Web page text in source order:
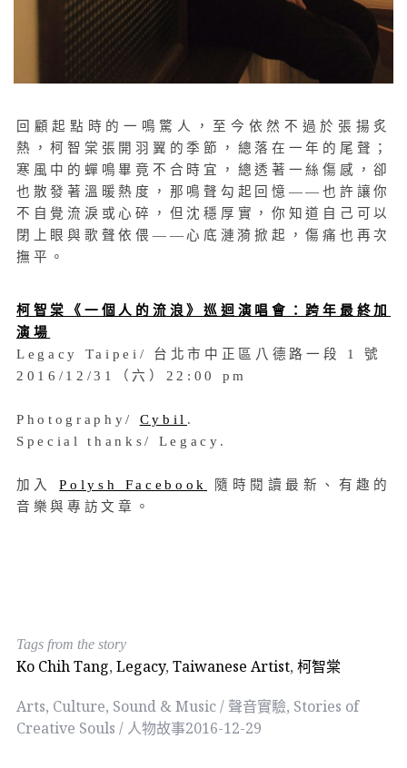
回顧起點時的一鳴驚人，至今依然不過於張揚炙
熱，柯智棠張開羽翼的季節，總落在一年的尾聲；
寒風中的蟬鳴畢竟不合時宜，總透著一絲傷感，卻
也散發著溫暖熱度，那鳴聲勾起回憶——也許讓你
不自覺流淚或心碎，但沈穩厚實，你知道自己可以
閉上眼與歌聲依偎——心底漣漪掀起，傷痛也再次
撫平。
柯智棠《一個人的流浪》巡迴演唱會：跨年最終加
演場
Legacy Taipei/ 台北市中正區八德路一段 1 號
2016/12/31（六）22:00 pm
Photography/ Cybil .
Special thanks/ Legacy.
加入Polysh Facebook
隨時閱讀最新、有趣的
音樂與專訪文章。
Tags from the story
Ko Chih Tang, Legacy, Taiwanese Artist, 柯智棠
Arts, Culture, Sound & Music / 聲音實驗, Stories of
Creative Souls / 人物故事2016-12-29